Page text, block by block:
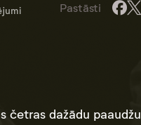
Pastāsti
dažādu